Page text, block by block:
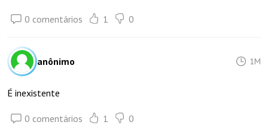
0 comentários 1 0
anônimo 1M
É inexistente
0 comentários 1 0